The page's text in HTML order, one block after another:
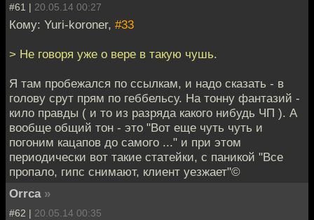
#61 | 20.05.14 00:27
Кому: Yuri-koroner, #33
> Не говоря уже о вере в такую чушь.
Я там пробежался по ссылкам, и надо сказать - в
голову срут прям по геббельсу. На тонну фантазий -
кило правды ( и то из разряда какого нибудь ЧП ). А
вообще общий тон - это "Вот еще чуть чуть и
погоним кацапов до самого ..." и при этом
периодически вот такие статейки, с паникой "Все
пропало, гипс снимают, клиент уезжает"©
Orrca »
#62 | 20.05.14 00:35